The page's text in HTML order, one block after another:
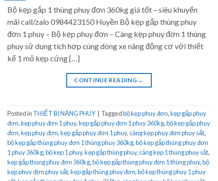
Bộ kẹp gắp 1 thùng phuy đơn 360kg giá tốt – siêu khuyến
mãi call/zalo 0984423150 Huyền Bộ kẹp gắp thùng phuy
đơn 1 phuy – Bộ kẹp phuy đơn – Càng kẹp phuy đơn 1 thùng
phuy sử dụng tích hợp cùng dòng xe nâng động cơ với thiết
kế 1 mỏ kẹp cứng […]
CONTINUE READING →
Posted in THIẾT BỊ NÂNG PHUY Taggedbộ kẹp phuy đơn,kẹp gắp phuy
đơn,kẹp phuy đơn 1 phuy,kẹp gắp phuy đơn 1 phuy 360kg,bộ kẹp gắp phuy
đơn,kẹp phuy đơn,kẹp gắp phuy đơn 1 phuy,càng kẹp phuy đơn phuy sắt,
bộ kẹp gắp thùng phuy đơn 1 thùng phuy 360kg,bộ kẹp gắp thùng phuy đơn
1 phuy 360kg,bộ kẹp 1 phuy,kẹp gắp thùng phuy,càng kẹp 1 thùng phuy sắt,
kẹp gắp thùng phuy đơn 360kg,bộ kẹp gắp thùng phuy đơn 1 thùng phuy,bộ
kẹp phuy đơn phuy sắt,kẹp gắp thùng phuy đơn,bộ kẹp thùng phuy 1 phuy